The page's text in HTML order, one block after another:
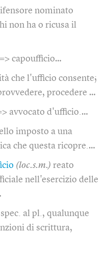
nominato
non ha o ricusa il
capoufficio…
che l'ufficio consente;
procedere …
avvocato d'ufficio.…
imposto a una
che questa ricopre.…
(loc.s.m.) reato
nell'esercizio delle
spec. al pl., qualunque
di scrittura,